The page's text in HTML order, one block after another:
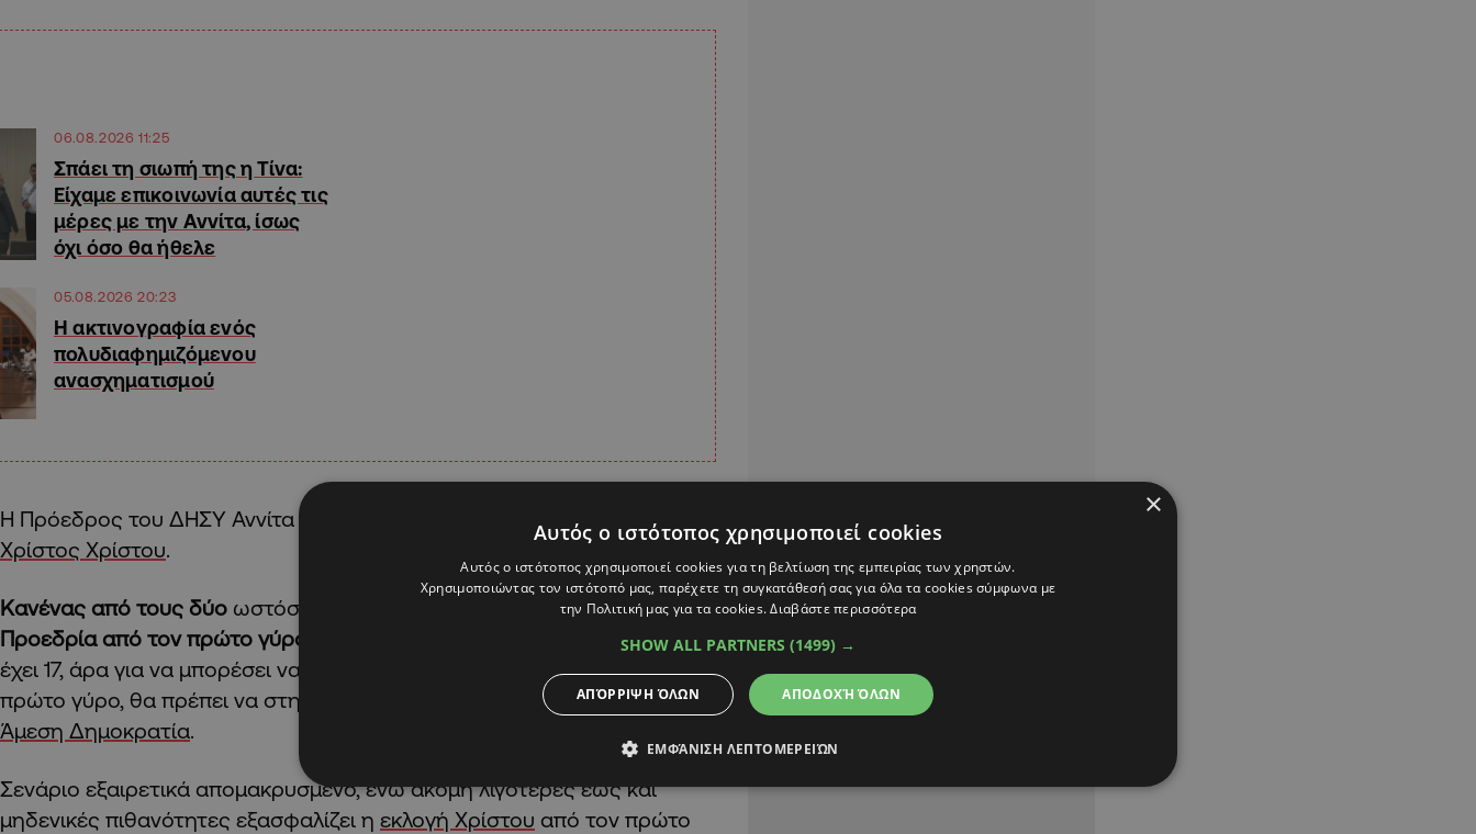
06.08.2026 11:25
Σπάει τη σιωπή της η Τίνα:
Είχαμε επικοινωνία αυτές τις
μέρες με την Αννίτα, ίσως
όχι όσο θα ήθελε
05.08.2026 20:23
Η ακτινογραφία ενός
πολυδιαφημιζόμενου
ανασχηματισμού
Η Πρόεδρος του ΔΗΣΥ Αννίτα Δημητρίου και ο Πρόεδρος του ΕΛΑΜ
Χρίστος Χρίστου.
Κανένας από τους δύο ωστόσο,
δε φαίνεται να εξασφαλίζει την
Προεδρία από τον πρώτο γύρο
, καθώς απαιτούνται 29 έδρες. ΟΔΗΣΥ
έχει 17, άρα για να μπορέσει να εξασφαλίσει την Προεδρία, από τον
πρώτο γύρο, θα πρέπει να στηριχθεί από κόμματα όπως τοΔΗΚΟκαι η
Άμεση Δημοκρατία.
Σενάριο εξαιρετικά απομακρυσμένο, ενώ ακόμη λιγότερες έως και
μηδενικές πιθανότητες εξασφαλίζει η εκλογή Χρίστου από τον πρώτο
×
Αυτός ο ιστότοπος χρησιμοποιεί cookies
Αυτός ο ιστότοπος χρησιμοποιεί cookies για τη βελτίωση της εμπειρίας των χρηστών.
Χρησιμοποιώντας τον ιστότοπό μας, παρέχετε τη συγκατάθεσή σας για όλα τα cookies σύμφωνα με
την Πολιτική μας για τα cookies.Διαβάστε περισσότερα
SHOW ALL PARTNERS (1499) →
ΑΠΟΔΟΧΉ ΌΛΩΝ
ΑΠΌΡΡΙΨΗ ΌΛΩΝ
ΕΜΦΆΝΙΣΗ ΛΕΠΤΟΜΕΡΕΙΏΝ